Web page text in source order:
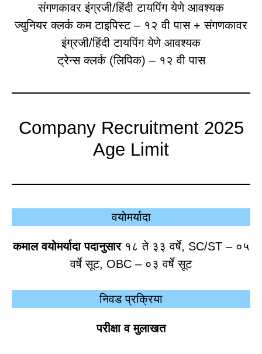
संगणकावर इंग्रजी/हिंदी टायपिंग येणे आवश्यक
ज्युनियर क्लर्क कम टाइपिस्ट – १२ वी पास + संगणकावर
इंग्रजी/हिंदी टायपिंग येणे आवश्यक
ट्रेन्स क्लर्क (लिपिक) – १२ वी पास
Company Recruitment 2025
Age Limit
वयोमर्यादा
कमाल वयोमर्यादा पदानुसार १८ ते ३३ वर्षे, SC/ST – ०५
वर्षे सूट, OBC – ०३ वर्षे सूट
निवड प्रक्रिया
परीक्षा व मुलाखत